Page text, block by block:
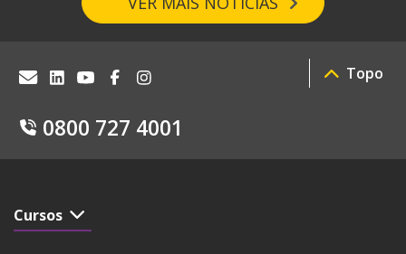
0800 727 4001
Topo
Cursos